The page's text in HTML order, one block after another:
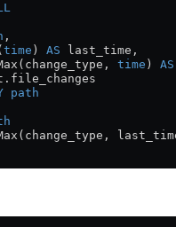
,
time ) AS last_time,
time ) AS
. file_changes
path